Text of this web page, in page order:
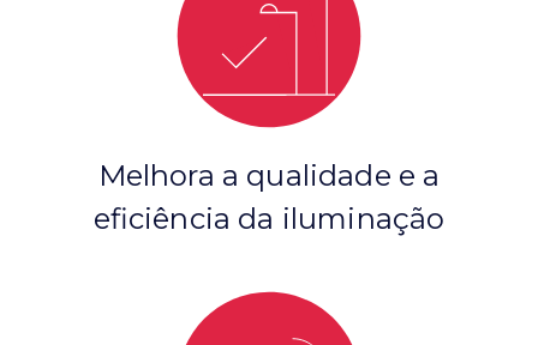
Melhora a qualidade e a
eficiência da iluminação